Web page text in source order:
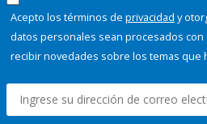
Acepto los términos de privacidad y
datos personales sean procesados
recibir novedades sobre los temas que